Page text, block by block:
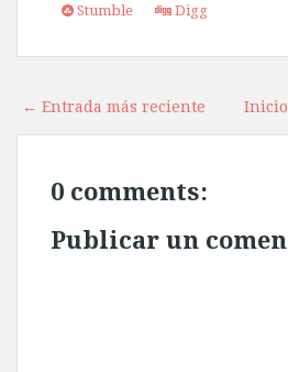
Stumble
Digg
← Entrada más reciente Inicio
0 comments:
Publicar un